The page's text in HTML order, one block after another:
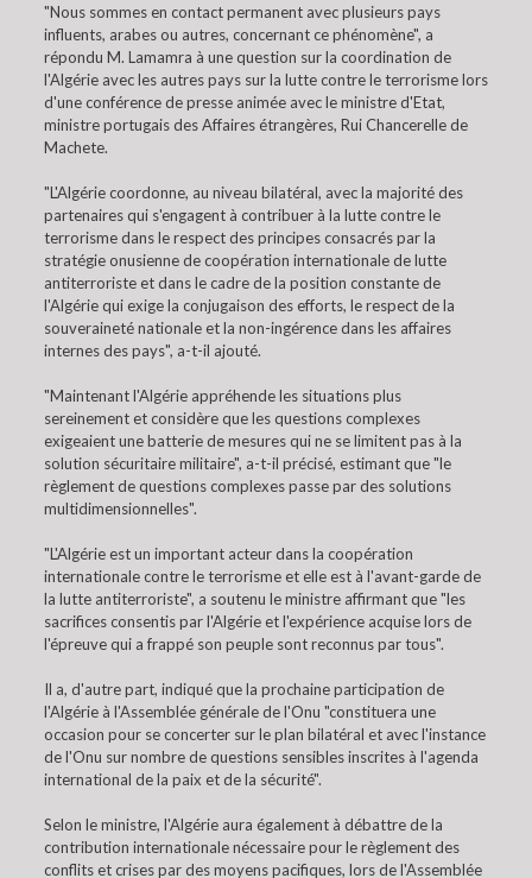
"Nous sommes en contact permanent avec plusieurs pays
influents, arabes ou autres, concernant ce phénomène", a
répondu M. Lamamra à une question sur la coordination de
l'Algérie avec les autres pays sur la lutte contre le terrorisme lors
d'une conférence de presse animée avec le ministre d'Etat,
ministre portugais des Affaires étrangères, Rui Chancerelle de
Machete.
"L'Algérie coordonne, au niveau bilatéral, avec la majorité des
partenaires qui s'engagent à contribuer à la lutte contre le
terrorisme dans le respect des principes consacrés par la
stratégie onusienne de coopération internationale de lutte
antiterroriste et dans le cadre de la position constante de
l'Algérie qui exige la conjugaison des efforts, le respect de la
souveraineté nationale et la non-ingérence dans les affaires
internes des pays", a-t-il ajouté.
"Maintenant l'Algérie appréhende les situations plus
sereinement et considère que les questions complexes
exigeaient une batterie de mesures qui ne se limitent pas à la
solution sécuritaire militaire", a-t-il précisé, estimant que "le
règlement de questions complexes passe par des solutions
multidimensionnelles".
"L'Algérie est un important acteur dans la coopération
internationale contre le terrorisme et elle est à l'avant-garde de
la lutte antiterroriste", a soutenu le ministre affirmant que "les
sacrifices consentis par l'Algérie et l'expérience acquise lors de
l'épreuve qui a frappé son peuple sont reconnus par tous".
Il a, d'autre part, indiqué que la prochaine participation de
l'Algérie à l'Assemblée générale de l'Onu "constituera une
occasion pour se concerter sur le plan bilatéral et avec l'instance
de l'Onu sur nombre de questions sensibles inscrites à l'agenda
international de la paix et de la sécurité".
Selon le ministre, l'Algérie aura également à débattre de la
contribution internationale nécessaire pour le règlement des
conflits et crises par des moyens pacifiques, lors de l'Assemblée